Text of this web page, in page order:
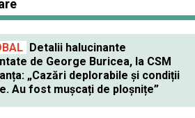
Detalii halucinante
de George Buricea, la CSM
„Cazări deplorabile și condiții
Au fost mușcați de ploșnițe”